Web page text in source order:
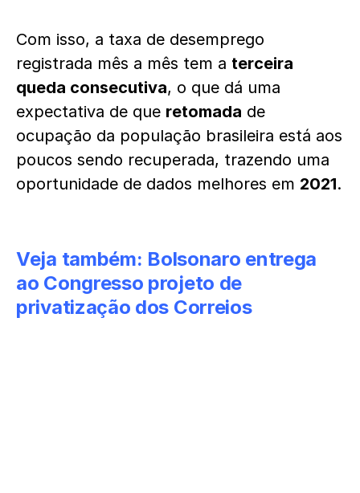
Com isso, a taxa de desemprego
registrada mês a mês tem a terceira
queda consecutiva, o que dá uma
expectativa de que retomada de
ocupação da população brasileira está aos
poucos sendo recuperada, trazendo uma
oportunidade de dados melhores em 2021.
Veja também: Bolsonaro entrega
ao Congresso projeto de
privatização dos Correios